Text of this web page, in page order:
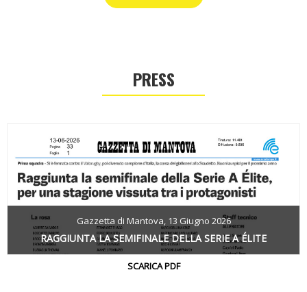
PRESS
Gazzetta di Mantova, 13 Giugno 2026
RAGGIUNTA LA SEMIFINALE DELLA SERIE A ÉLITE
SCARICA PDF